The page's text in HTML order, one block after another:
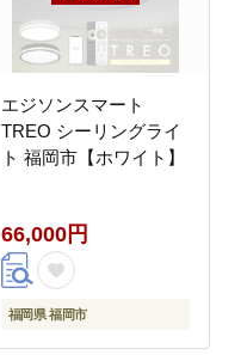
エジソンスマート
TREO シーリングライ
ト 福岡市【ホワイト】
66,000円
福岡県 福岡市